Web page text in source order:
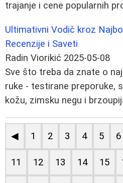
trajanje i cene popularnih
Ultimativni Vodič kroz
Recenzije i Saveti
Radin Viorikić 2025-05-08
Sve što treba da znate o
ruke - testirane preporuke,
kožu, zimsku negu i
◀ 1 2 3 4 5 6
11 12 13 14 15